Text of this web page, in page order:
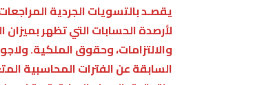
يقصـد بالتسويات الجردية
لأرصدة الحسابات التي تظهر
والالتزامات، وحقوق الملكية.
السابقة عن الفترات المحاسبية